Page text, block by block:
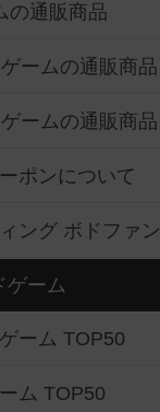
の通販商品
ームの通販商品
ームの通販商品
ポンについて
ング ボドファン
ゲーム
ーム TOP50
ム TOP50